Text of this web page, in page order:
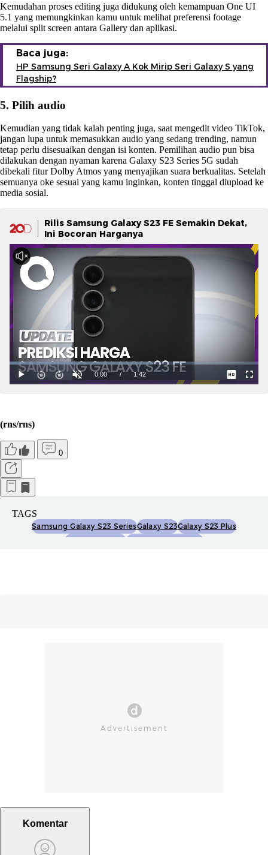
Kemudahan proses editing juga didukung oleh kemampuan One UI
5.1 yang memungkinkan kamu untuk melihat preferensi footage
melalui split screen antara Gallery dan aplikasi.
Baca juga:
HP Samsung Seri Galaxy A Kok Mirip Seri Galaxy S yang
Flagship?
5. Pilih audio
Kemudian yang tidak kalah penting juga, saat mengedit video TikTok,
jangan lupa untuk memasukkan audio yang sedang trending, namun
tetap perlu disesuaikan dengan isi konten. Pemilihan audio pun bisa
dilakukan dengan nyaman karena Galaxy S23 Series 5G sudah
dibekali fitur Dolby Atmos yang menyajikan suara berkualitas. Setelah
semuanya oke sesuai yang kamu inginkan, konten tinggal diupload ke
media sosial.
Rilis Samsung Galaxy S23 FE Semakin Dekat,
Ini Bocoran Harganya
(rns/rns)
0
TAGS
Samsung Galaxy S23 SeriesGalaxy S23Galaxy S23 Plus
Komentar